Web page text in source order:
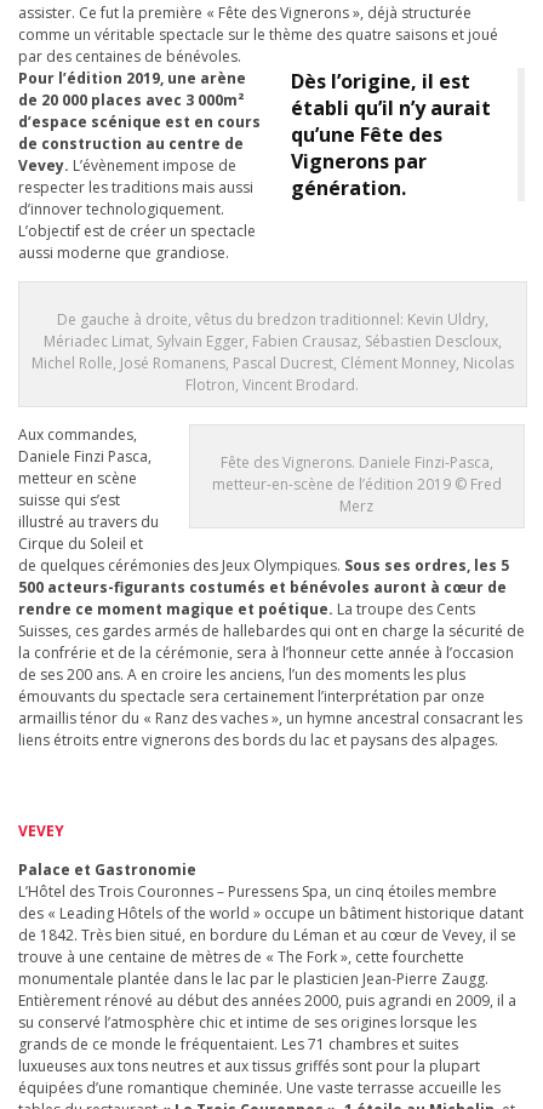
assister. Ce fut la première « Fête des Vignerons », déjà structurée
comme un véritable spectacle sur le thème des quatre saisons et joué
par des centaines de bénévoles.
Dès l’origine, il est
établi qu’il n’y aurait
qu’une Fête des
Vignerons par
génération.
Pour l’édition 2019, une arène
de 20 000 places avec 3 000m²
d’espace scénique est en cours
de construction au centre de
Vevey. L’évènement impose de
respecter les traditions mais aussi
d’innover technologiquement.
L’objectif est de créer un spectacle
aussi moderne que grandiose.
De gauche à droite, vêtus du bredzon traditionnel: Kevin Uldry,
Mériadec Limat, Sylvain Egger, Fabien Crausaz, Sébastien Descloux,
Michel Rolle, José Romanens, Pascal Ducrest, Clément Monney, Nicolas
Flotron, Vincent Brodard.
Fête des Vignerons. Daniele Finzi-Pasca,
metteur-en-scène de l’édition 2019 © Fred
Merz
Aux commandes,
Daniele Finzi Pasca,
metteur en scène
suisse qui s’est
illustré au travers du
Cirque du Soleil et
de quelques cérémonies des Jeux Olympiques. Sous ses ordres, les 5
500 acteurs-figurants costumés et bénévoles auront à cœur de
rendre ce moment magique et poétique. La troupe des Cents
Suisses, ces gardes armés de hallebardes qui ont en charge la sécurité de
la confrérie et de la cérémonie, sera à l’honneur cette année à l’occasion
de ses 200 ans. A en croire les anciens, l’un des moments les plus
émouvants du spectacle sera certainement l’interprétation par onze
armaillis ténor du « Ranz des vaches », un hymne ancestral consacrant les
liens étroits entre vignerons des bords du lac et paysans des alpages.
VEVEY
Palace et Gastronomie
L’Hôtel des Trois Couronnes – Puressens Spa, un cinq étoiles membre
des « Leading Hôtels of the world » occupe un bâtiment historique datant
de 1842. Très bien situé, en bordure du Léman et au cœur de Vevey, il se
trouve à une centaine de mètres de « The Fork », cette fourchette
monumentale plantée dans le lac par le plasticien Jean-Pierre Zaugg.
Entièrement rénové au début des années 2000, puis agrandi en 2009, il a
su conservé l’atmosphère chic et intime de ses origines lorsque les
grands de ce monde le fréquentaient. Les 71 chambres et suites
luxueuses aux tons neutres et aux tissus griffés sont pour la plupart
équipées d’une romantique cheminée. Une vaste terrasse accueille les